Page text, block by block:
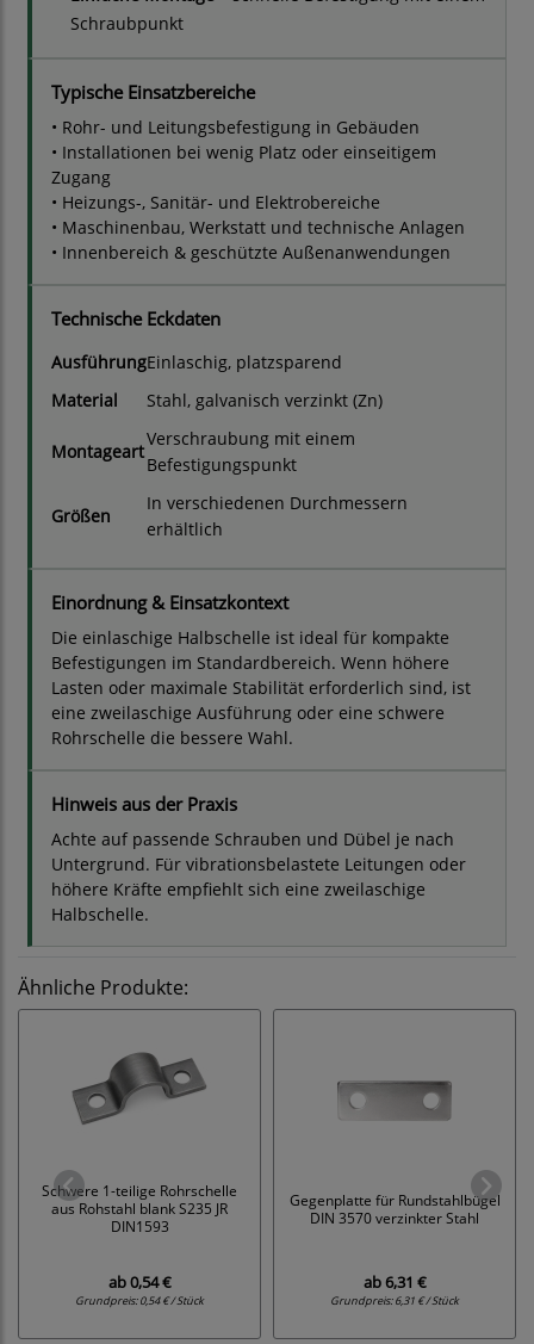
Schraubpunkt
Typische Einsatzbereiche
• Rohr- und Leitungsbefestigung in Gebäuden
• Installationen bei wenig Platz oder einseitigem
Zugang
• Heizungs-, Sanitär- und Elektrobereiche
• Maschinenbau, Werkstatt und technische Anlagen
• Innenbereich & geschützte Außenanwendungen
Technische Eckdaten
AusführungEinlaschig, platzsparend
Material
Stahl, galvanisch verzinkt (Zn)
Montageart
Verschraubung mit einem
Befestigungspunkt
Größen
In verschiedenen Durchmessern
erhältlich
Einordnung & Einsatzkontext
Die einlaschige Halbschelle ist ideal für kompakte
Befestigungen im Standardbereich. Wenn höhere
Lasten oder maximale Stabilität erforderlich sind, ist
eine zweilaschige Ausführung oder eine schwere
Rohrschelle die bessere Wahl.
Hinweis aus der Praxis
Achte auf passende Schrauben und Dübel je nach
Untergrund. Für vibrationsbelastete Leitungen oder
höhere Kräfte empfiehlt sich eine zweilaschige
Halbschelle.
Ähnliche Produkte:
Schwere 1-teilige Rohrschelle
aus Rohstahl blank S235 JR
DIN1593
ab0,54 €
Grundpreis:0,54 € / Stück
Gegenplatte für Rundstahlbügel
DIN 3570 verzinkter Stahl
ab6,31 €
Grundpreis:6,31 € / Stück